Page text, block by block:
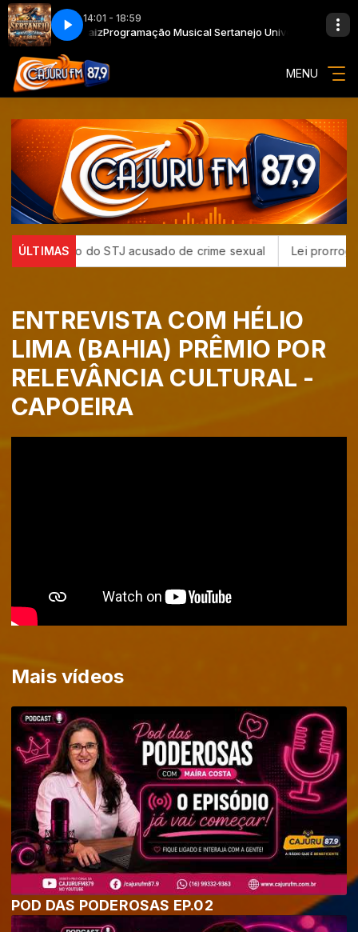
14:01 - 18:59
e Raiz Programação Musical Sertanejo Universitário e Raiz
MENU
ÚLTIMAS
ministro do STJ acusado de crime sexual Lei prorroga uso
ENTREVISTA COM HÉLIO
LIMA (BAHIA) PRÊMIO POR
RELEVÂNCIA CULTURAL -
CAPOEIRA
Mais vídeos
POD DAS PODEROSAS EP.02